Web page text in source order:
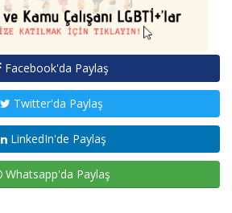
Facebook'da Paylaş
Twitter'da Paylaş
LinkedIn'de Paylaş
Whatsapp'da Paylaş